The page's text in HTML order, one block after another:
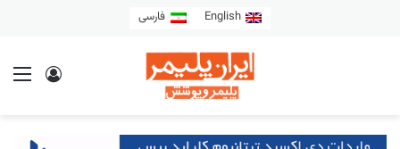
English فارسی